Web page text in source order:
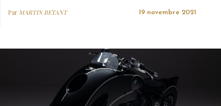
ParMARTIN BETANT 19 novembre 2021